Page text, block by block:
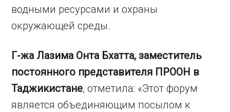
водными ресурсами и охраны
окружающей среды.
Г-жа Лазима Онта Бхатта, заместитель
постоянного представителя ПРООН в
Таджикистане, отметила: «Этот форум
является объединяющим посылом к